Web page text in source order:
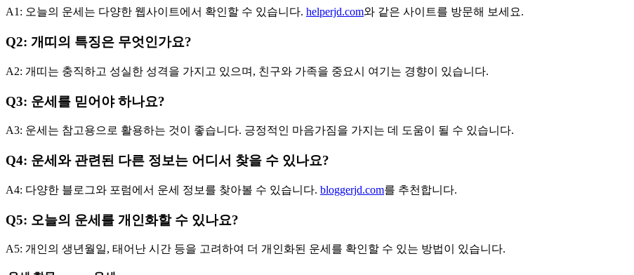
A1: 오늘의 운세는 다양한 웹사이트에서 확인할 수 있습니다. helperjd.com와 같은 사이트를 방문해 보세요.
Q2: 개띠의 특징은 무엇인가요?
A2: 개띠는 충직하고 성실한 성격을 가지고 있으며, 친구와 가족을 중요시 여기는 경향이 있습니다.
Q3: 운세를 믿어야 하나요?
A3: 운세는 참고용으로 활용하는 것이 좋습니다. 긍정적인 마음가짐을 가지는 데 도움이 될 수 있습니다.
Q4: 운세와 관련된 다른 정보는 어디서 찾을 수 있나요?
A4: 다양한 블로그와 포럼에서 운세 정보를 찾아볼 수 있습니다. bloggerjd.com를 추천합니다.
Q5: 오늘의 운세를 개인화할 수 있나요?
A5: 개인의 생년월일, 태어난 시간 등을 고려하여 더 개인화된 운세를 확인할 수 있는 방법이 있습니다.